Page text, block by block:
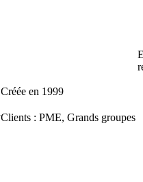
Créée en 1999
Clients : PME, Grands groupes